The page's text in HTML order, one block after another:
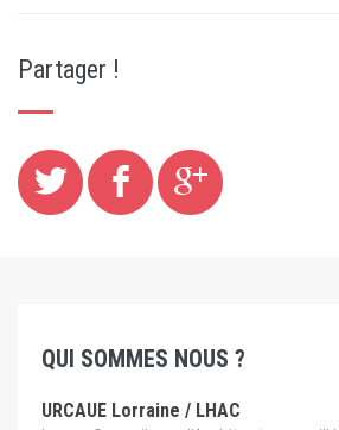
Partager !
QUI SOMMES NOUS ?
URCAUE Lorraine / LHAC